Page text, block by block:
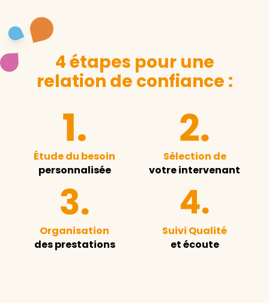
4 étapes pour une
relation de confiance :
Étude du besoin
personnalisée
Sélection de
votre intervenant
Organisation
des prestations
Suivi Qualité
et écoute